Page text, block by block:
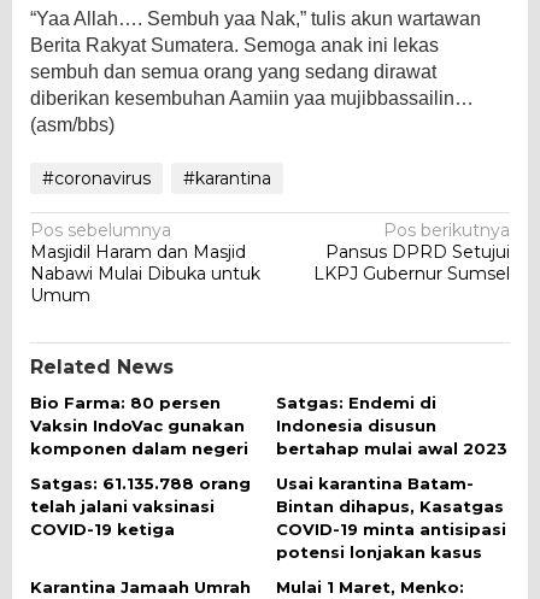
“Yaa Allah…. Sembuh yaa Nak,” tulis akun wartawan
Berita Rakyat Sumatera. Semoga anak ini lekas
sembuh dan semua orang yang sedang dirawat
diberikan kesembuhan Aamiin yaa mujibbassailin…
(asm/bbs)
#coronavirus #karantina
Navigasi
pos
Pos sebelumnya
Masjidil Haram dan Masjid
Nabawi Mulai Dibuka untuk
Umum
Pos berikutnya
Pansus DPRD Setujui
LKPJ Gubernur Sumsel
Related News
Bio Farma: 80 persen
Vaksin IndoVac gunakan
komponen dalam negeri
Satgas: Endemi di
Indonesia disusun
bertahap mulai awal 2023
Satgas: 61.135.788 orang
telah jalani vaksinasi
COVID-19 ketiga
Usai karantina Batam-
Bintan dihapus, Kasatgas
COVID-19 minta antisipasi
potensi lonjakan kasus
Karantina Jamaah Umrah
Mulai 1 Maret, Menko: